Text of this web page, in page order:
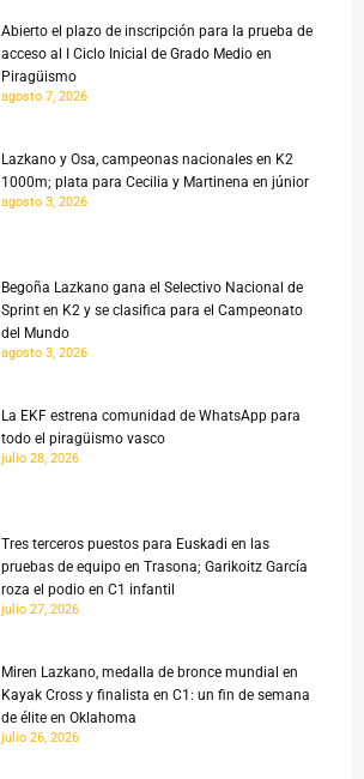
Abierto el plazo de inscripción para la prueba de
acceso al I Ciclo Inicial de Grado Medio en
Piragüismo
agosto 7, 2026
Lazkano y Osa, campeonas nacionales en K2
1000m; plata para Cecilia y Martinena en júnior
agosto 3, 2026
Begoña Lazkano gana el Selectivo Nacional de
Sprint en K2 y se clasifica para el Campeonato
del Mundo
agosto 3, 2026
La EKF estrena comunidad de WhatsApp para
todo el piragüismo vasco
julio 28, 2026
Tres terceros puestos para Euskadi en las
pruebas de equipo en Trasona; Garikoitz García
roza el podio en C1 infantil
julio 27, 2026
Miren Lazkano, medalla de bronce mundial en
Kayak Cross y finalista en C1: un fin de semana
de élite en Oklahoma
julio 26, 2026